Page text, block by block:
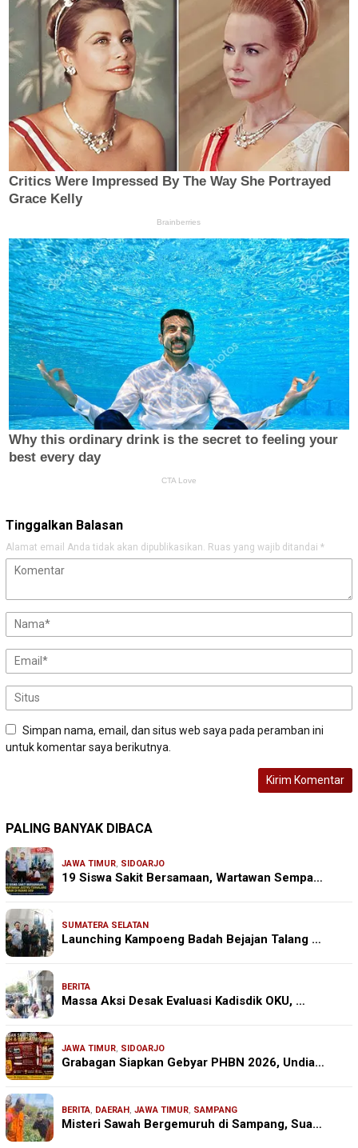
Tinggalkan Balasan
Alamat email Anda tidak akan dipublikasikan. Ruas yang wajib ditandai *
Simpan nama, email, dan situs web saya pada peramban ini
untuk komentar saya berikutnya.
PALING BANYAK DIBACA
JAWA TIMUR, SIDOARJO
19 Siswa Sakit Bersamaan, Wartawan Sempa…
SUMATERA SELATAN
Launching Kampoeng Badah Bejajan Talang …
BERITA
Massa Aksi Desak Evaluasi Kadisdik OKU, …
JAWA TIMUR, SIDOARJO
Grabagan Siapkan Gebyar PHBN 2026, Undia…
BERITA, DAERAH , JAWA TIMUR, SAMPANG
Misteri Sawah Bergemuruh di Sampang, Sua…